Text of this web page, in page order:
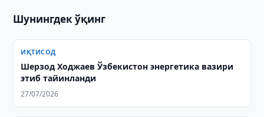
Шунингдек ўқинг
ИҚТИСОД
Шерзод Ходжаев Ўзбекистон энергетика вазири
этиб тайинланди
27/07/2026